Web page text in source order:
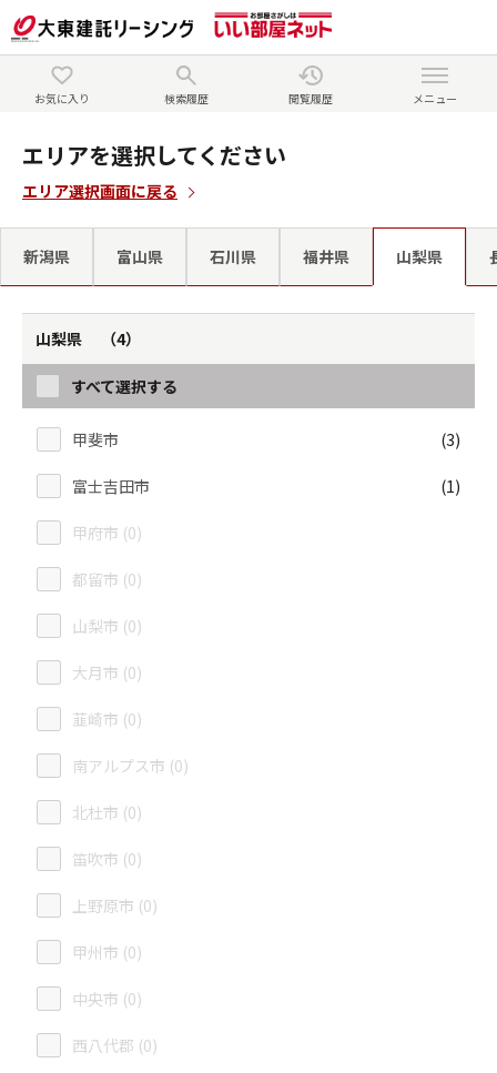
お気に入り 検索履歴 閲覧履歴 メニュー
エリアを選択してください
エリア選択画面に戻る
新潟県 富山県 石川県 福井県 山梨県
山梨県 （4）
すべて選択する
甲斐市 (3)
富士吉田市 (1)
甲府市 (0)
都留市 (0)
山梨市 (0)
大月市 (0)
韮崎市 (0)
南アルプス市 (0)
北杜市 (0)
笛吹市 (0)
上野原市 (0)
甲州市 (0)
中央市 (0)
西八代郡 (0)